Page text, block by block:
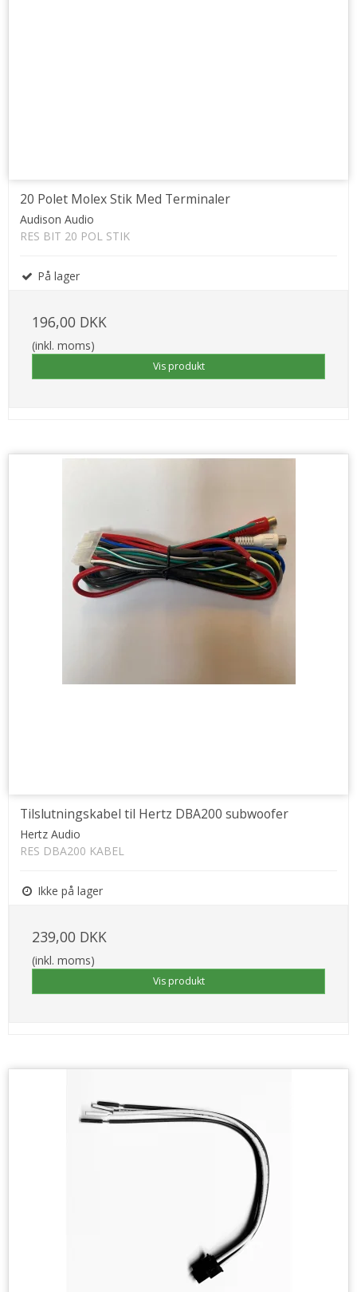
20 Polet Molex Stik Med Terminaler
Audison Audio
RES BIT 20 POL STIK
På lager
196,00 DKK
(inkl. moms)
Vis produkt
Tilslutningskabel til Hertz DBA200 subwoofer
Hertz Audio
RES DBA200 KABEL
Ikke på lager
239,00 DKK
(inkl. moms)
Vis produkt